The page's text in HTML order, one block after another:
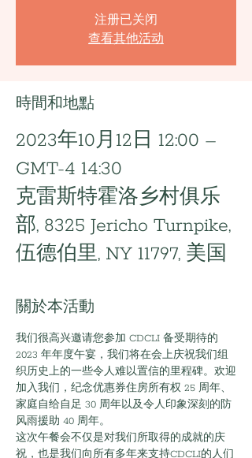
注册已关闭
查看其他活动
時間和地點
2023年10月12日 12:00 –
GMT-4 14:30
克雷斯特霍洛乡村俱乐
部, 8325 Jericho Turnpike,
伍德伯里, NY 11797, 美国
關於本活動
我们很高兴邀请您参加 CDCLI 备受期待的
2023 年年度午宴，我们将在会上庆祝我们组
织历史上的一些令人难以置信的里程碑。欢迎
加入我们，纪念优惠券住房所有权 25 周年、
家庭自给自足 30 周年以及令人印象深刻的防
风雨援助 40 周年。
这次午餐会不仅是对我们所取得的成就的庆
祝，也是我们向所有多年来支持CDCLI的人们